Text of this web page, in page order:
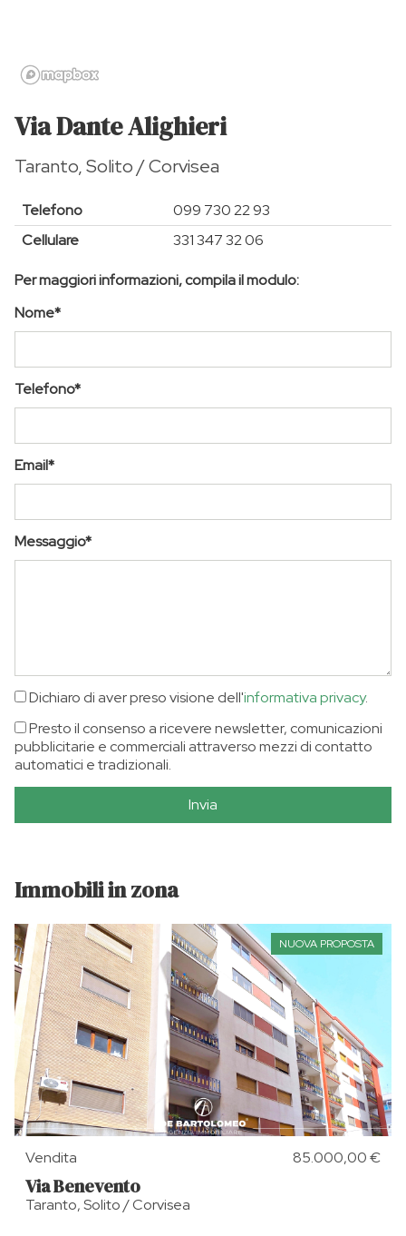
Via Dante Alighieri
Taranto, Solito / Corvisea
Telefono
099 730 22 93
Cellulare
331 347 32 06
Per maggiori informazioni, compila il modulo:
Nome*
Telefono*
Email*
Messaggio*
Dichiaro di aver preso visione dell'informativa privacy.
Presto il consenso a ricevere newsletter, comunicazioni
pubblicitarie e commerciali attraverso mezzi di contatto
automatici e tradizionali.
Invia
Immobili in zona
NUOVA PROPOSTA
Vendita 85.000,00 €
Via Benevento
Taranto, Solito / Corvisea